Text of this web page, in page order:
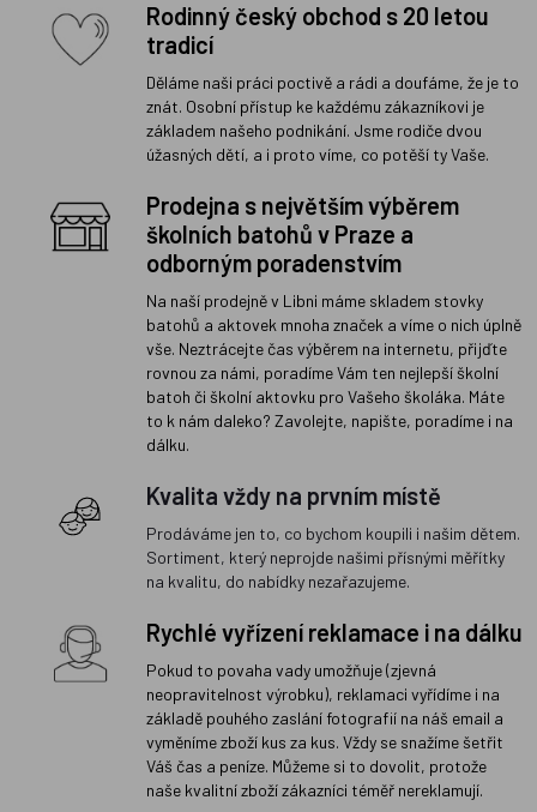
Rodinný český obchod s 20 letou
tradicí
Děláme naši práci poctivě a rádi a doufáme, že je to
znát. Osobní přístup ke každému zákazníkovi je
základem našeho podnikání. Jsme rodiče dvou
úžasných dětí, a i proto víme, co potěší ty Vaše.
Prodejna s největším výběrem
školních batohů v Praze a
odborným poradenstvím
Na naší prodejně v Libni máme skladem stovky
batohů a aktovek mnoha značek a víme o nich úplně
vše. Neztrácejte čas výběrem na internetu, přijďte
rovnou za námi, poradíme Vám ten nejlepší školní
batoh či školní aktovku pro Vašeho školáka. Máte
to k nám daleko? Zavolejte, napište, poradíme i na
dálku.
Kvalita vždy na prvním místě
Prodáváme jen to, co bychom koupili i našim dětem.
Sortiment, který neprojde našimi přísnými měřítky
na kvalitu, do nabídky nezařazujeme.
Rychlé vyřízení reklamace i na dálku
Pokud to povaha vady umožňuje (zjevná
neopravitelnost výrobku), reklamaci vyřídíme i na
základě pouhého zaslání fotografií na náš email a
vyměníme zboží kus za kus. Vždy se snažíme šetřit
Váš čas a peníze. Můžeme si to dovolit, protože
naše kvalitní zboží zákazníci téměř nereklamují.